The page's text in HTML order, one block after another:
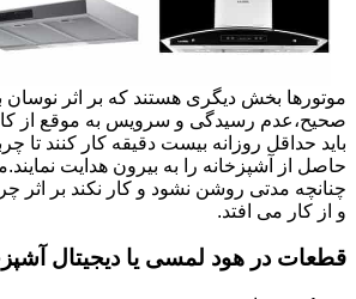
موتورها بخش دیگری هستند که بر اثر نوسان
صحیح،عدم رسیدگی و سرویس به موقع از کار
باید حداقل روزانه بیست دقیقه کار کنند تا
حاصل از آشپزخانه را به بیرون هدایت
چنانچه مدتی روشن نشود و کار نکند بر
و از کار می افتد.
قطعات در هود لمسی یا دیجیتال